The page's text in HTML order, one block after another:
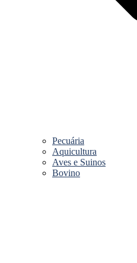
Pecuária
Aquicultura
Aves e Suinos
Bovino